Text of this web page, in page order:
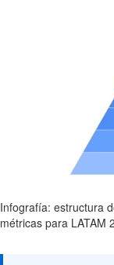
Infografía: estructura
métricas para LATAM